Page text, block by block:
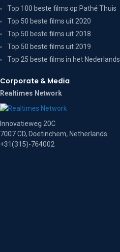
Top 100 beste films op Pathé Thuis
Top 50 beste films uit 2020
Top 50 beste films uit 2018
Top 50 beste films uit 2019
Top 25 beste films in het Nederlands
Corporate & Media
Realtimes Network
Innovatieweg 20C
7007 CD, Doetinchem, Netherlands
+31(315)-764002